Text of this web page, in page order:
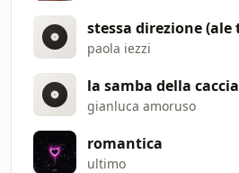
paola iezzi
la samba della caccia
gianluca amoruso
romantica
ultimo